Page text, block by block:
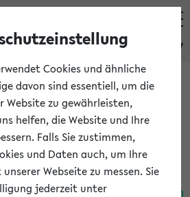
eKVV
eKVV
zur Anmeldung am eKVV.
richtige aus:
Cookies und ähnliche
davon sind essentiell, um die
zu gewährleisten,
helfen, die Website und Ihre
Falls Sie zustimmen,
und Daten auch, um Ihre
Webseite zu messen. Sie
jederzeit unter